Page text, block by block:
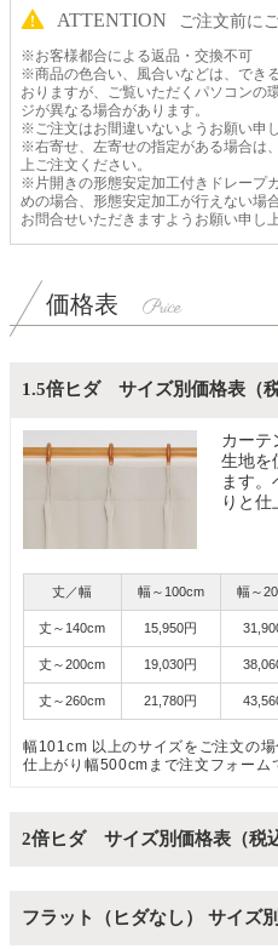
ATTENTION ご注文前に
※お客様都合による返品・交換不可
※商品の色合い、風合いなどは、でき
おりますが、ご覧いただくパソコンの
ジが異なる場合があります。
※ご注文はお間違いないようお願い申し
※右寄せ、左寄せの指定がある場合は
上ご注文ください。
※片開きの形態安定加工付きドレープ
めの場合、形態安定加工が行えない場
お問合せいただきますようお願い申し
価格表
1.5倍ヒダ サイズ別価格表（税
カーテ
生地を
ます。
りと仕
丈／幅
丈～140cm
丈～200cm
丈～260cm
幅～100cm
15,950円
19,030円
21,780円
幅～
幅101cm 以上のサイズをご注文の場
仕上がり幅500cmまで注文フォーム
2倍ヒダ サイズ別価格表（税
フラット（ヒダなし） サイズ